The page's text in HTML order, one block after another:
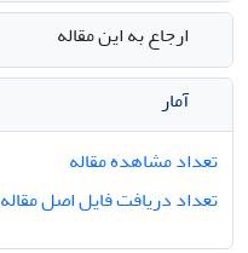
ارجاع به این مقاله
آمار
تعداد مشاهده مقاله
تعداد دریافت فایل اصل مقاله